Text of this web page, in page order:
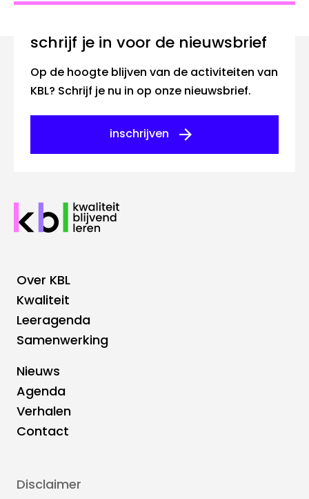
Schrijf je in voor de nieuwsbrief
Op de hoogte blijven van de activiteiten van
KBL? Schrijf je nu in op onze nieuwsbrief.
inschrijven
Footer
Hoofdnavigatie
Over KBL
Kwaliteit
Leeragenda
Samenwerking
Footer
Top
navigatie
Nieuws
Agenda
Verhalen
Contact
Disclaimer